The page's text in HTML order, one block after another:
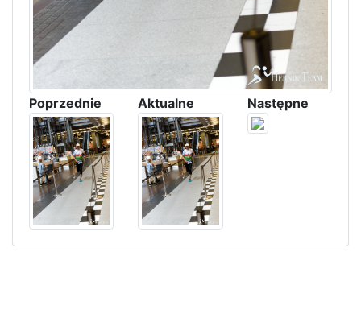
Poprzednie Aktualne Następne